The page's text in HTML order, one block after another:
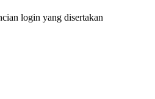
login yang disertakan